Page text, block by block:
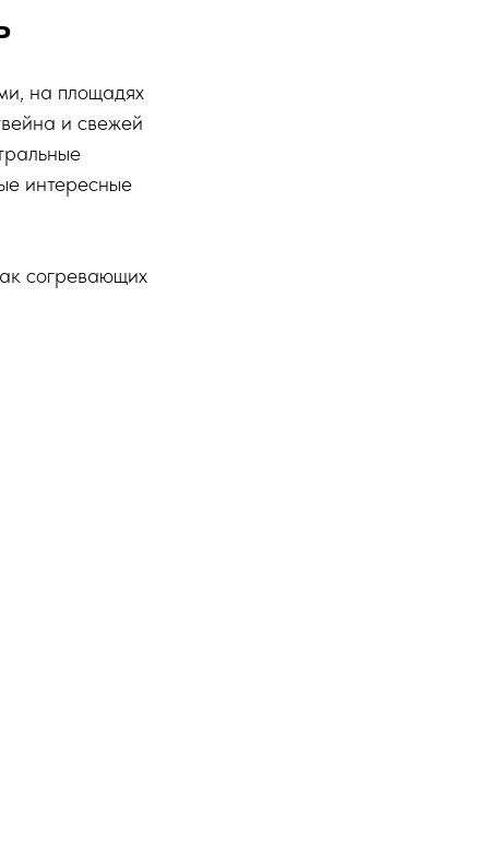
на площадях
и свежей
интересные
согревающих